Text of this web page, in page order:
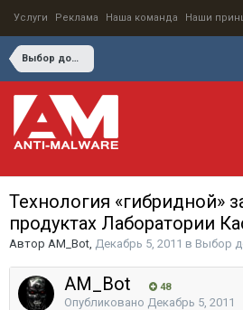
Услуги Реклама Наша команда Наши
Выбор домашних средств защиты
Технология «гибридной»
продуктах Лаборатории
Автор AM_Bot, Декабрь 5, 2011 в Выбор
AM_Bot 48
Опубликовано Декабрь 5, 2011